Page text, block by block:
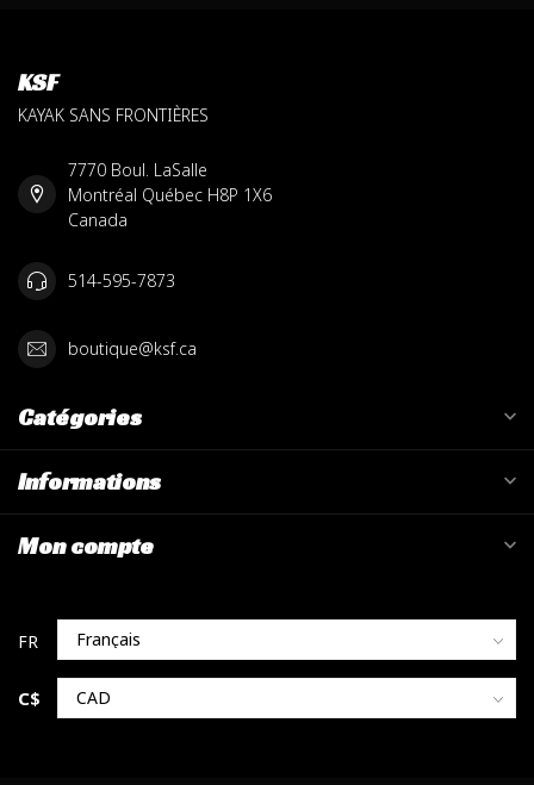
KSF
KAYAK SANS FRONTIÈRES
7770 Boul. LaSalle
Montréal Québec H8P 1X6
Canada
514-595-7873
boutique@ksf.ca
Catégories
Informations
Mon compte
C$